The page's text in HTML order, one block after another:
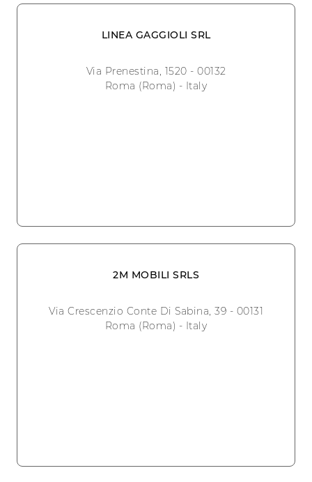
LINEA GAGGIOLI SRL
Via Prenestina, 1520 - 00132
Roma (Roma) - Italy
2M MOBILI SRLS
Via Crescenzio Conte Di Sabina, 39 - 00131
Roma (Roma) - Italy